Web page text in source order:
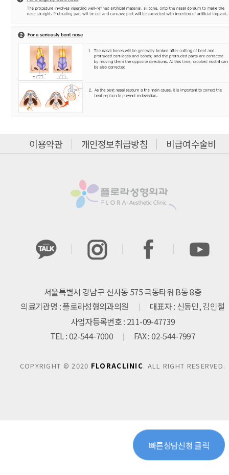
빠른상담신청 클릭
이용약관 개인정보취급방침 비급여수술비
서울특별시 강남구 신사동 575 극동타워 B동 8층
의료기관명 : 플로라성형외과의원
대표자 : 신동민, 김인철
사업자등록번호 : 211-09-47739
TEL : 02-544-7000
FAX : 02-544-7997
COPYRIGHT © 2020 FLORACLINIC. ALL RIGHT RESERVED.